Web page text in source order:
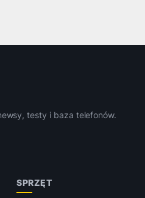
testy i baza telefonów.
SPRZĘT